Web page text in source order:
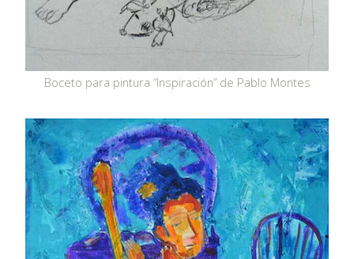
Boceto para pintura “Inspiración” de Pablo Montes